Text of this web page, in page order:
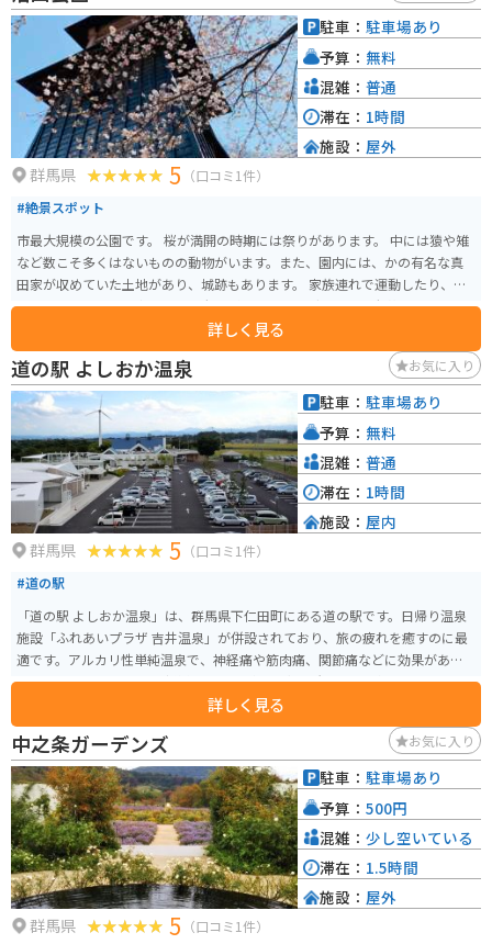
群馬県 5 （口コミ1件）
#絶景スポット
市最大規模の公園です。 桜が満開の時期には祭りがあります。 中には猿や雉
など数こそ多くはないものの動物がいます。また、園内には、かの有名な真
田家が収めていた土地があり、城跡もあります。 家族連れで運動したり、デ
ートの一休みでよる方もいれば老人がウォーキングしたりと老若男女問わず
詳しく見る
駐車： 駐車場あり
予算： 無料
混雑： 普通
滞在： 1時間
施設： 屋外
道の駅 よしおか温泉 お気に入り
群馬県 5 （口コミ1件）
#道の駅
「道の駅 よしおか温泉」は、群馬県下仁田町にある道の駅です。日帰り温泉
施設「ふれあいプラザ 吉井温泉」が併設されており、旅の疲れを癒すのに最
適です。アルカリ性単純温泉で、神経痛や筋肉痛、関節痛などに効果がある
とされています。 地元の新鮮な農産物が並ぶ直売所や、群馬名物を味わえる
レストランも人気です。特に、上州麦豚や地元産こんにゃくを使った料理は
おすすめです。 バイクで訪れる場合、道の駅に隣接する「滝見橋駐車場」が
便利です。トイレや休憩スペースもあり、ツーリングの休憩スポットとして
も最適です。周辺には、緑豊かな山々や渓谷など、自然豊かな観光スポットも
点在しており、ツーリングコースとしてもおすすめです。道の駅では、周辺
の観光情報も入手できるので、ぜひ立ち寄ってみてください。
詳しく見る
駐車： 駐車場あり
予算： 無料
混雑： 普通
滞在： 1時間
施設： 屋内
中之条ガーデンズ お気に入り
群馬県 5 （口コミ1件）
駐車： 駐車場あり
予算： 500円
混雑： 少し空いている
滞在： 1.5時間
施設： 屋外